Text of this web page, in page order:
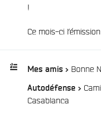
!
Ce mois-ci
Playlist
:
Mes amis > Bonne
Autodéfense >
Casablanca